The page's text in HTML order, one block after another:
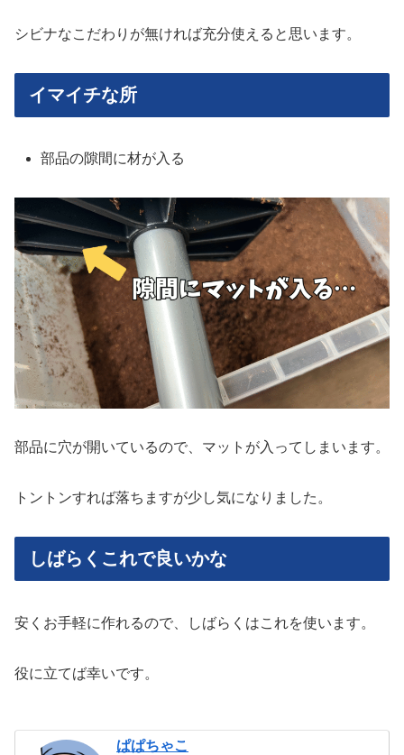
シビナなこだわりが無ければ充分使えると思います。
イマイチな所
部品の隙間に材が入る
部品に穴が開いているので、マットが入ってしまいます。
トントンすれば落ちますが少し気になりました。
しばらくこれで良いかな
安くお手軽に作れるので、しばらくはこれを使います。
役に立てば幸いです。
ぱぱちゃこ